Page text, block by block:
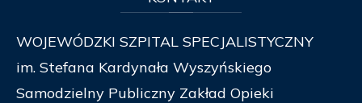
WOJEWÓDZKI SZPITAL SPECJALISTYCZNY
im. Stefana Kardynała Wyszyńskiego
Samodzielny Publiczny Zakład Opieki